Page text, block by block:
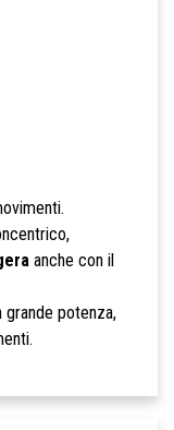
anche con il
grande potenza,